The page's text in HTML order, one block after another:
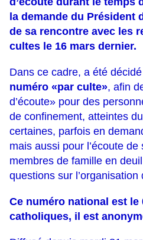
la demande du Président
de sa rencontre avec les
cultes le 16 mars dernier.
Dans ce cadre, a été décidé
numéro «par culte», afin
d’écoute» pour des
de confinement, atteintes
certaines, parfois en
mais aussi pour l’écoute
membres de famille en
questions sur l’organisation
Ce numéro national est le
catholiques, il est